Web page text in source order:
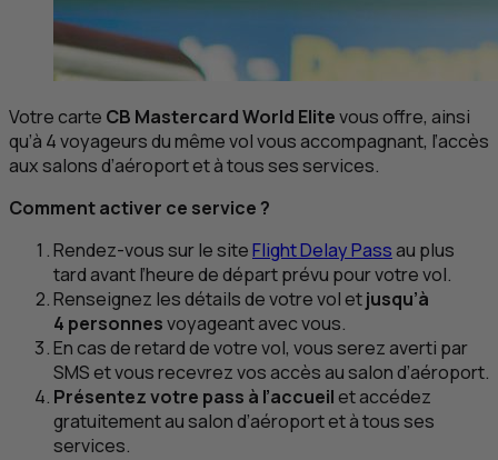
Votre carte CB Mastercard World Elitevous offre, ainsi
qu’à 4 voyageurs du même vol vous accompagnant, l’accès
aux salons d’aéroport et à tous ses services.
Comment activer ce service ?
Rendez-vous sur le siteFlight Delay Passau plus
tard avant l’heure de départ prévu pour votre vol.
Renseignez les détails de votre vol etjusqu’à
4 personnesvoyageant avec vous.
En cas de retard de votre vol, vous serez averti par
SMSet vous recevrez vos accès au salon d’aéroport.
Présentez votre pass à l’accueilet accédez
gratuitement au salon d’aéroport et à tous ses
services.